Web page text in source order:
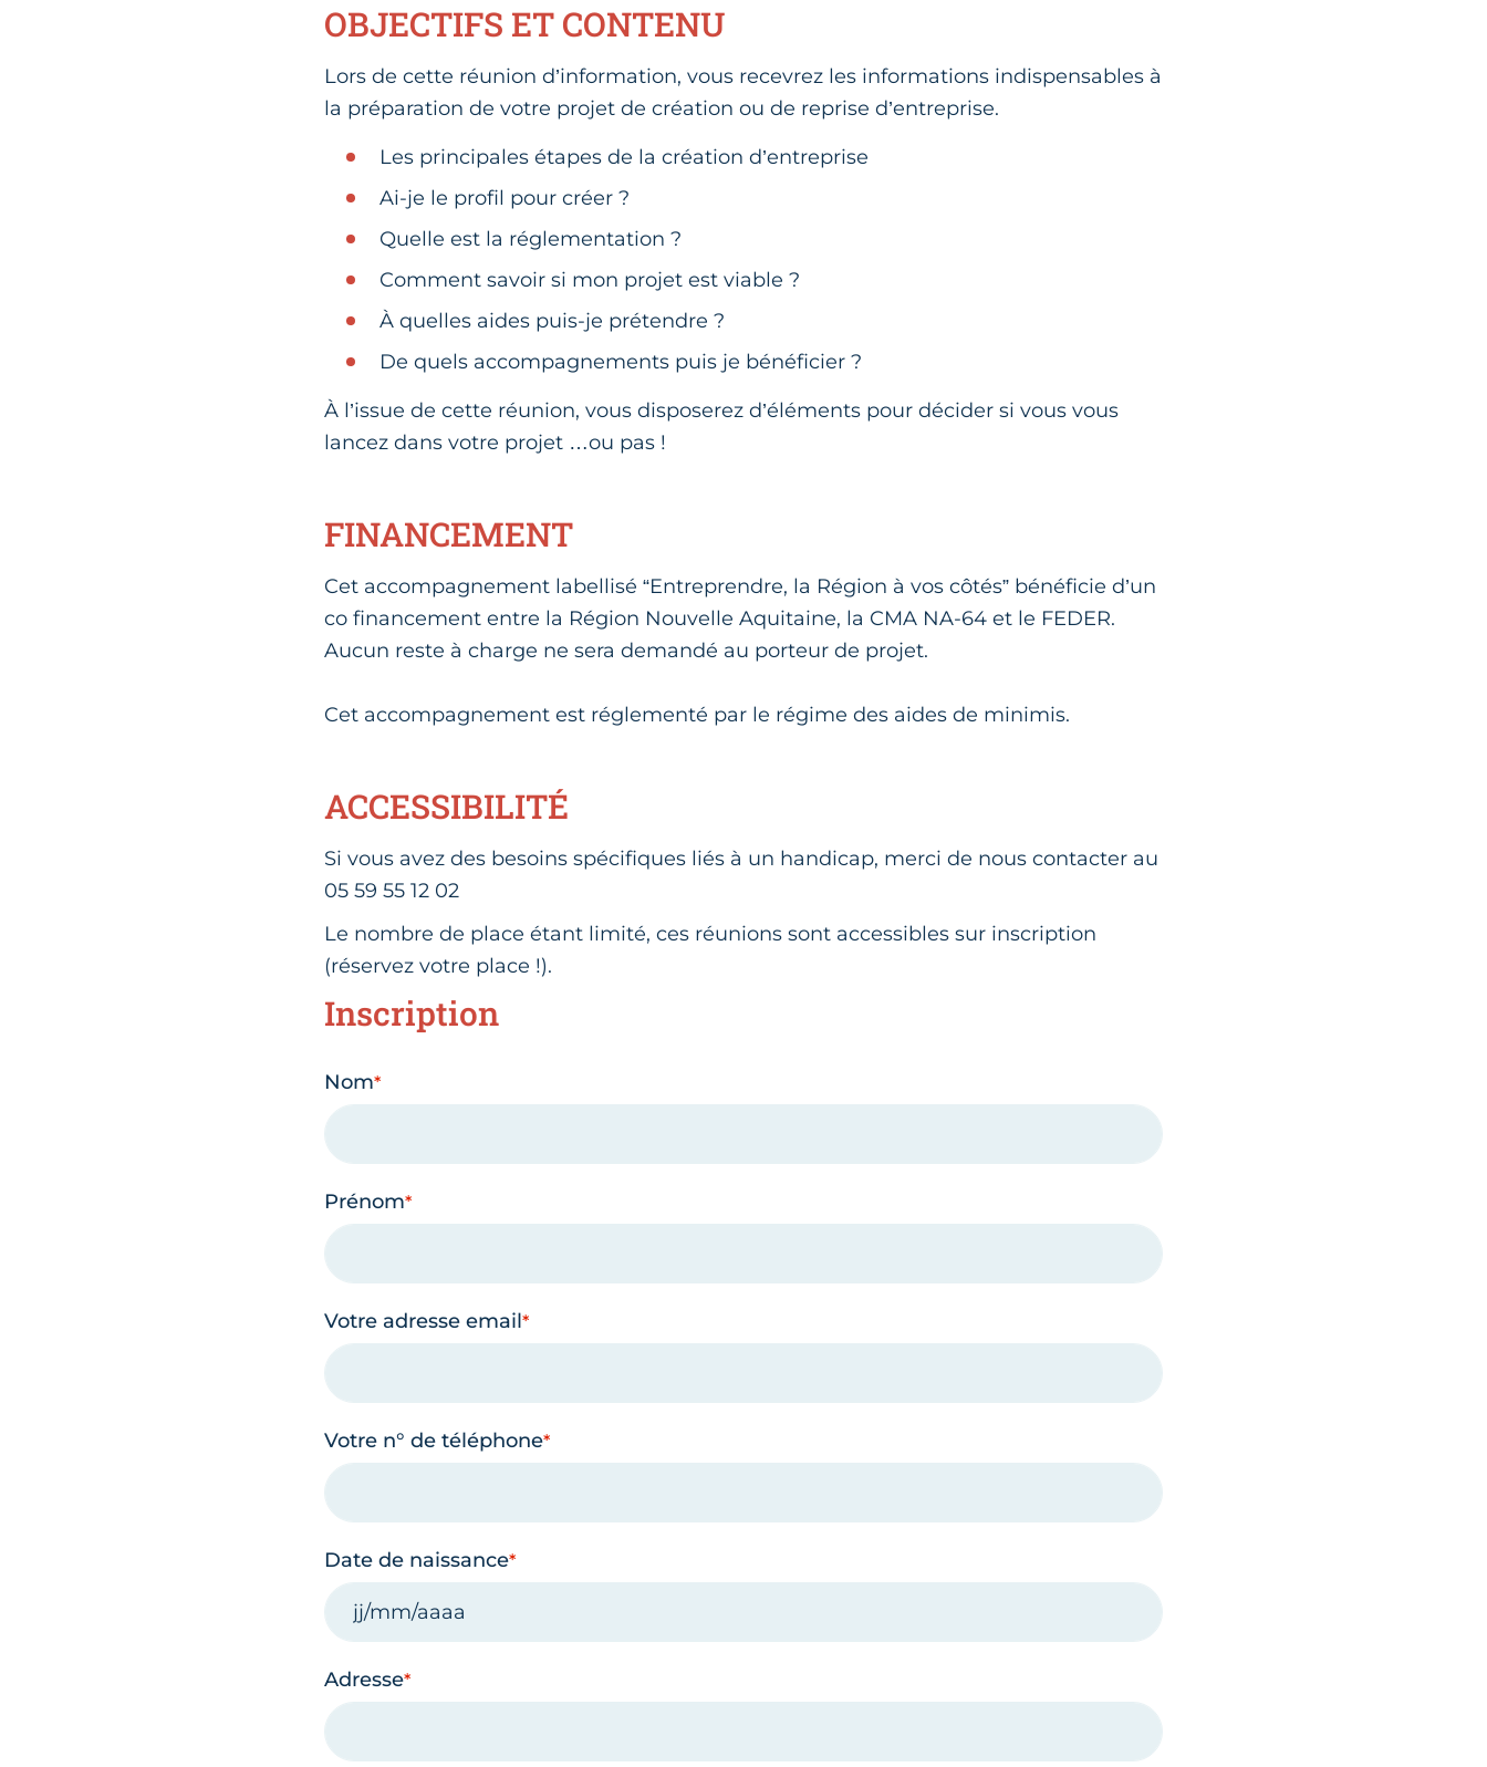
OBJECTIFS ET CONTENU
Lors de cette réunion d’information, vous recevrez les informations indispensables à
la préparation de votre projet de création ou de reprise d’entreprise.
Les principales étapes de la création d’entreprise
Ai-je le profil pour créer ?
Quelle est la réglementation ?
Comment savoir si mon projet est viable ?
À quelles aides puis-je prétendre ?
De quels accompagnements puis je bénéficier ?
À l’issue de cette réunion, vous disposerez d’éléments pour décider si vous vous
lancez dans votre projet …ou pas !
FINANCEMENT
Cet accompagnement labellisé “Entreprendre, la Région à vos côtés” bénéficie d’un
co financement entre la Région Nouvelle Aquitaine, la CMA NA-64 et le FEDER.
Aucun reste à charge ne sera demandé au porteur de projet.
Cet accompagnement est réglementé par le régime des aides de minimis.
ACCESSIBILITÉ
Si vous avez des besoins spécifiques liés à un handicap, merci de nous contacter au
05 59 55 12 02
Le nombre de place étant limité, ces réunions sont accessibles sur inscription
(réservez votre place !).
Inscription
Nom
Prénom
Votre adresse email
Votre n° de téléphone
Date de naissance
Adresse